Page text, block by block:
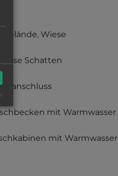
Wiese
Schatten
mit Warmwasser
mit Warmwasser